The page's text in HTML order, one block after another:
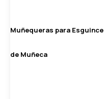
Muñequeras para Esguince
de Muñeca